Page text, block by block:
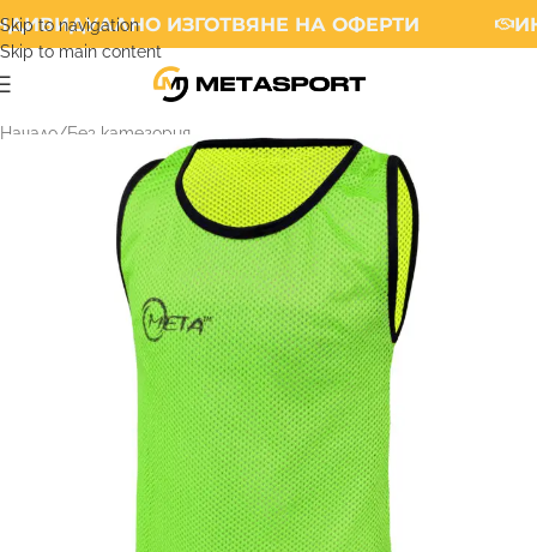
Skip to navigation
Skip to main content
ИЗГОТВЯНЕ НА ОФЕРТИ
Начало/Без категория